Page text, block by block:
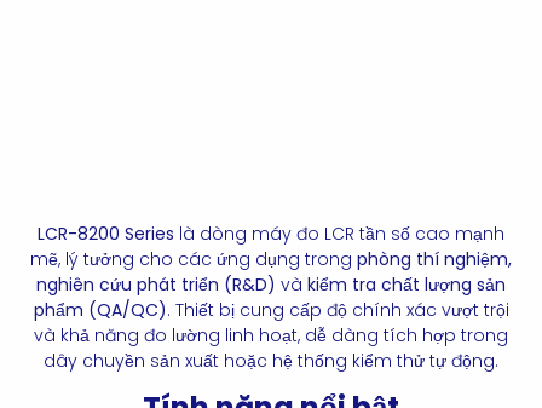
LCR-8200 Series là dòng máy đo LCR tần số cao mạnh
mẽ, lý tưởng cho các ứng dụng trong phòng thí nghiệm,
nghiên cứu phát triển (R&D) và kiểm tra chất lượng sản
phẩm (QA/QC). Thiết bị cung cấp độ chính xác vượt trội
và khả năng đo lường linh hoạt, dễ dàng tích hợp trong
dây chuyền sản xuất hoặc hệ thống kiểm thử tự động.